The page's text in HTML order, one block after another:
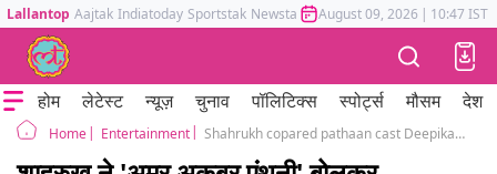
Lallantop Aajtak Indiatoday Sportstak Newstak Mumbai Tak Astrotak
August 09, 2026 | 10:47 IST
होम लेटेस्ट न्यूज़ चुनाव पॉलिटिक्स स्पोर्ट्स मौसम देश
Home Entertainment Shahrukh copared pathaan cast Deepika padukone john abraham and himself to amar akbar anthony